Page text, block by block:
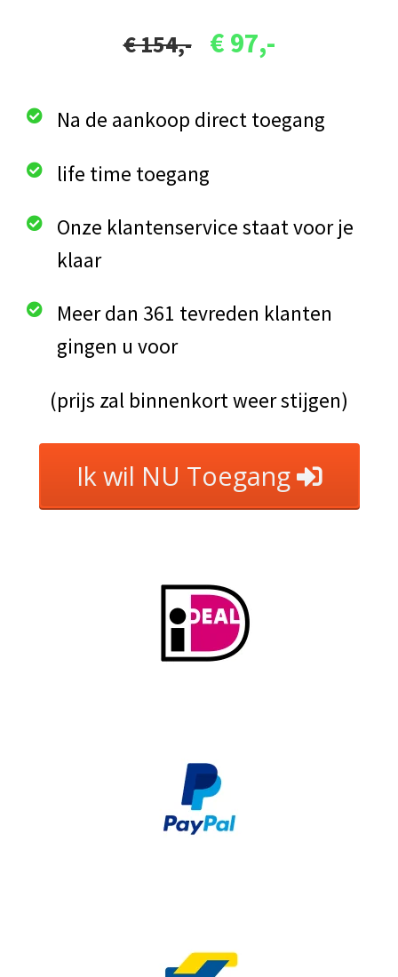
€ 154,- € 97,-
Na de aankoop direct toegang
life time toegang
Onze klantenservice staat voor je
klaar
Meer dan 361 tevreden klanten
gingen u voor
(prijs zal binnenkort weer stijgen)
Ik wil NU Toegang